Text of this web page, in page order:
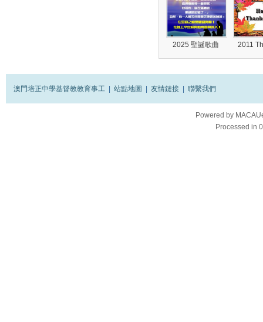
2025 聖誕歌曲 2011
澳門培正中學基督教教育事工 站點地圖 友情鏈接 聯繫我們
Powered by
Processed in